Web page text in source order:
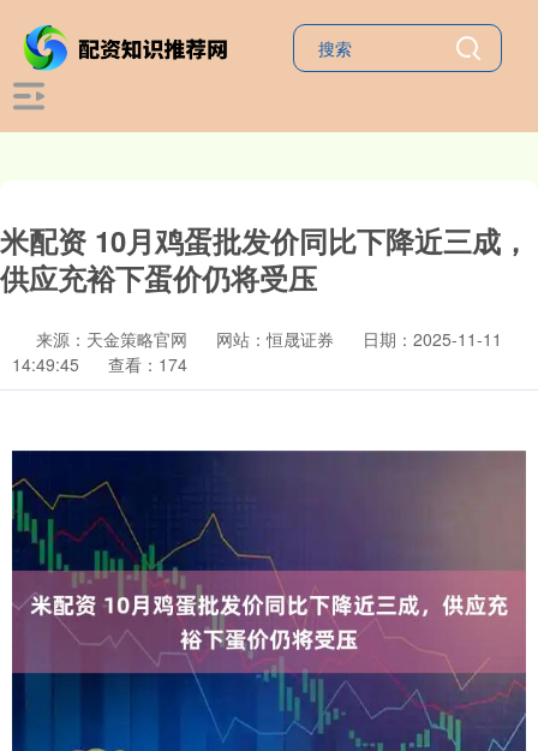
米配资 10月鸡蛋批发价同比下降近三成，
供应充裕下蛋价仍将受压
来源：天金策略官网 网站：恒晟证券
日期：2025-11-11
14:49:45
查看：174